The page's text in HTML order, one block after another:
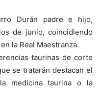
Durán padre e hijo,
de junio, coincidiendo
la Real Maestranza.
taurinas de corte
se tratarán destacan el
medicina taurina o la